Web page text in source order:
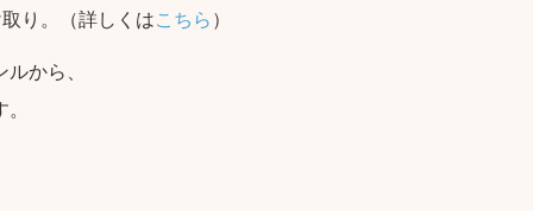
り。（詳しくはこちら ）
から、